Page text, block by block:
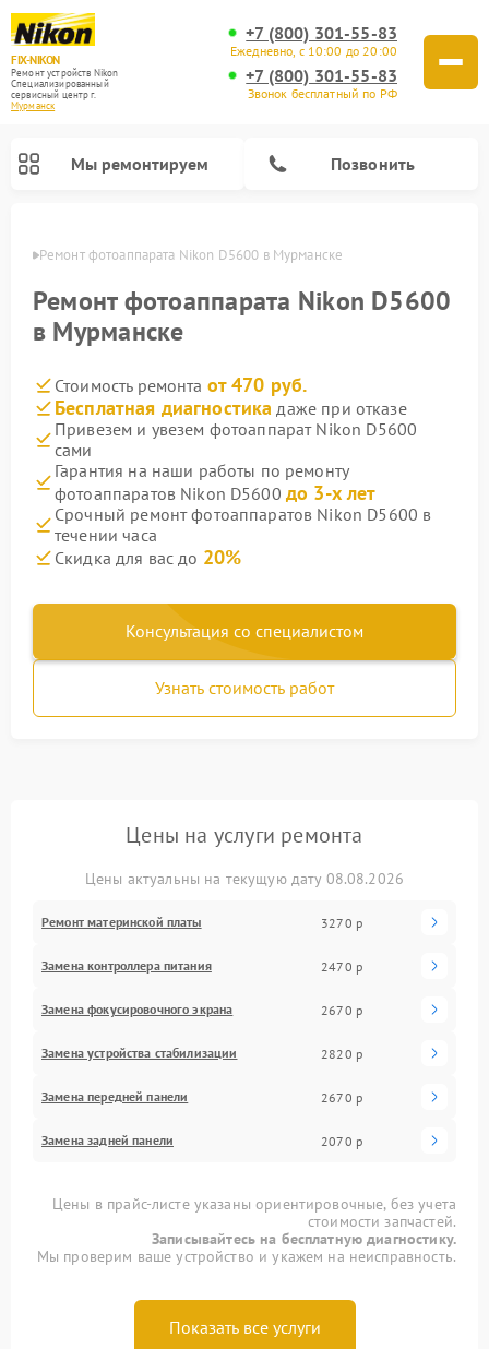
FIX-NIKON
Ремонт устройств Nikon
Специализированный
cервисный центр г.
Мурманск
+7 (800) 301-55-83
Ежедневно, с 10:00 до 20:00
+7 (800) 301-55-83
Звонок бесплатный по РФ
Мы ремонтируем Позвонить
Ремонт фотоаппарата Nikon D5600 в Мурманске
Ремонт фотоаппарата Nikon D5600
в Мурманске
Стоимость ремонта от 470 руб.
Бесплатная диагностика даже при отказе
Привезем и увезем фотоаппарат Nikon D5600
сами
Гарантия на наши работы по ремонту
фотоаппаратов Nikon D5600 до 3-х лет
Срочный ремонт фотоаппаратов Nikon D5600 в
течении часа
Скидка для вас до 20%
Консультация со специалистом
Узнать стоимость работ
Цены на услуги ремонта
Цены актуальны на текущую дату 08.08.2026
Ремонт материнской платы 3270 р
Замена контроллера питания 2470 р
Замена фокусировочного экрана 2670 р
Замена устройства стабилизации 2820 р
Замена передней панели 2670 р
Замена задней панели 2070 р
Цены в прайс-листе указаны ориентировочные, без учета
стоимости запчастей.
Записывайтесь на бесплатную диагностику.
Мы проверим ваше устройство и укажем на неисправность.
Показать все услуги